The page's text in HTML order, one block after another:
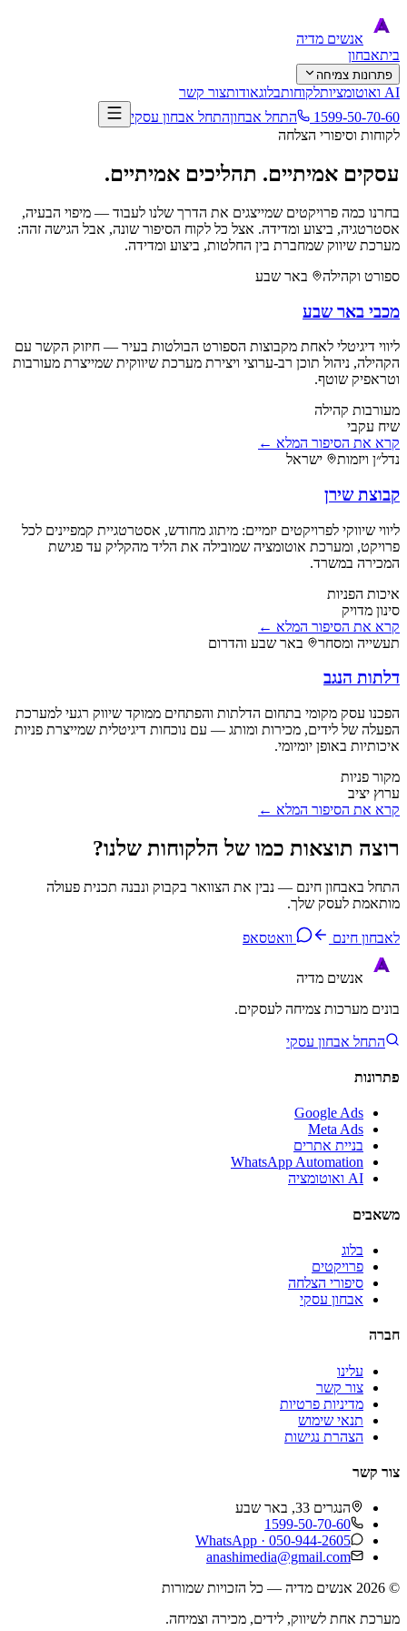
אנשים מדיה
ביתאבחון
פתרונות צמיחה
AI ואוטומציות לקוחותבלוגאודותצור קשר
1599-50-70-60
התחל אבחוןהתחל אבחון עסקי
לקוחות וסיפורי הצלחה
עסקים אמיתיים. תהליכים אמיתיים.
בחרנו כמה פרויקטים שמייצגים את הדרך שלנו לעבוד — מיפוי הבעיה,
אסטרטגיה, ביצוע ומדידה. אצל כל לקוח הסיפור שונה, אבל הגישה זהה:
מערכת שיווק שמחברת בין החלטות, ביצוע ומדידה.
ספורט וקהילה
באר שבע
מכבי באר שבע
ליווי דיגיטלי לאחת מקבוצות הספורט הבולטות בעיר — חיזוק הקשר עם
הקהילה, ניהול תוכן רב-ערוצי ויצירת מערכת שיווקית שמייצרת מעורבות
וטראפיק שוטף.
מעורבות קהילה
שיח עקבי
קרא את הסיפור המלא ←
נדל״ן ויזמות
ישראל
קבוצת שירן
ליווי שיווקי לפרויקטים יזמיים: מיתוג מחודש, אסטרטגיית קמפיינים לכל
פרויקט, ומערכת אוטומציה שמובילה את הליד מהקליק עד פגישת
המכירה במשרד.
איכות הפניות
סינון מדויק
קרא את הסיפור המלא ←
תעשייה ומסחר
באר שבע והדרום
דלתות הנגב
הפכנו עסק מקומי בתחום הדלתות והפתחים ממוקד שיווק רגעי למערכת
הפעלה של לידים, מכירות ומותג — עם נוכחות דיגיטלית שמייצרת פניות
איכותיות באופן יומיומי.
מקור פניות
ערוץ יציב
קרא את הסיפור המלא ←
רוצה תוצאות כמו של הלקוחות שלנו?
התחל באבחון חינם — נבין את הצוואר בקבוק ונבנה תכנית פעולה
מותאמת לעסק שלך.
לאבחון חינם וואטסאפ
אנשים מדיה
בונים מערכות צמיחה לעסקים.
התחל אבחון עסקי
פתרונות
Google Ads
Meta Ads
בניית אתרים
WhatsApp Automation
AI ואוטומציה
משאבים
בלוג
פרויקטים
סיפורי הצלחה
אבחון עסקי
חברה
עלינו
צור קשר
מדיניות פרטיות
תנאי שימוש
הצהרת נגישות
צור קשר
הנגרים 33, באר שבע
1599-50-70-60
WhatsApp · 050-944-2605
anashimedia@gmail.com
©
2026 אנשים מדיה — כל הזכויות שמורות
מערכת אחת לשיווק, לידים, מכירה וצמיחה.